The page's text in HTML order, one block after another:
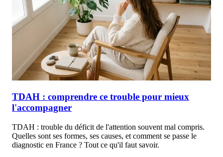
TDAH : comprendre ce trouble pour mieux
l'accompagner
TDAH : trouble du déficit de l'attention souvent mal compris.
Quelles sont ses formes, ses causes, et comment se passe le
diagnostic en France ? Tout ce qu'il faut savoir.